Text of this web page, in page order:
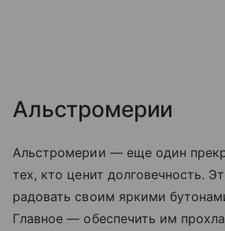
Альстромерии
Альстромерии — еще один
тех, кто ценит долговечность.
радовать своим яркими
Главное — обеспечить им